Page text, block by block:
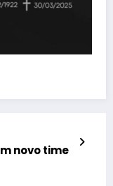
novo time